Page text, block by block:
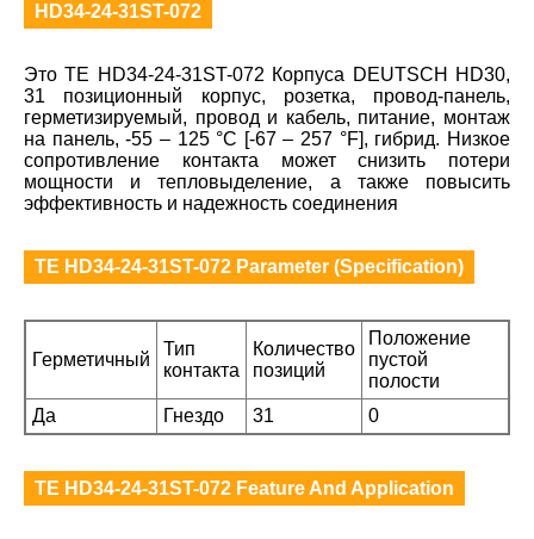
HD34-24-31ST-072
Это TE HD34-24-31ST-072 Корпуса DEUTSCH HD30,
31 позиционный корпус, розетка, провод-панель,
герметизируемый, провод и кабель, питание, монтаж
на панель, -55 – 125 °C [-67 – 257 °F], гибрид. Низкое
сопротивление контакта может снизить потери
мощности и тепловыделение, а также повысить
эффективность и надежность соединения
TE HD34-24-31ST-072 Parameter (Specification)
Герметичный
Тип
контакта
Количество
позиций
Положение
пустой
полости
Да
Гнездо 31 0
TE HD34-24-31ST-072 Feature And Application